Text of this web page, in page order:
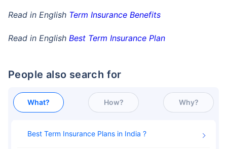
Read in English Term Insurance Benefits
Read in English Best Term Insurance Plan
People also search for
What? How? Why?
Best Term Insurance Plans in India